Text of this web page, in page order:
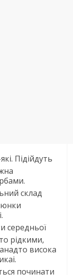
Підійдуть
склад
середньої
рідкими,
висока
починати